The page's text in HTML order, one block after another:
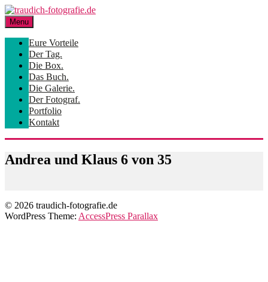
Skip
to
content
Menu
Eure Vorteile
Der Tag.
Die Box.
Das Buch.
Die Galerie.
Der Fotograf.
Portfolio
Kontakt
Andrea und Klaus 6 von 35
© 2026 traudich-fotografie.de
WordPress Theme: AccessPress Parallax